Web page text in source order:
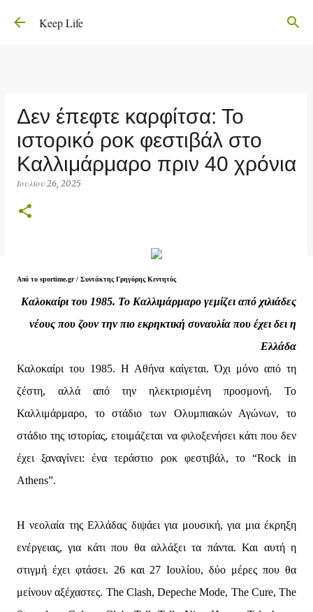
Μετάβαση στο κύριο περιεχόμενο
Keep Life
Δεν έπεφτε καρφίτσα: Το
ιστορικό ροκ φεστιβάλ στο
Καλλιμάρμαρο πριν 40 χρόνια
Ιουλίου 26, 2025
Από το sportime.gr / Συντάκτης Γρηγόρης Κεντητός
Καλοκαίρι του 1985. Το Καλλιμάρμαρο γεμίζει από χιλιάδες
νέους που ζουν την πιο εκρηκτική συναυλία που έχει δει η
Ελλάδα
Καλοκαίρι του 1985. Η Αθήνα καίγεται. Όχι μόνο από τη
ζέστη, αλλά από την ηλεκτρισμένη προσμονή. Το
Καλλιμάρμαρο, το στάδιο των Ολυμπιακών Αγώνων, το
στάδιο της ιστορίας, ετοιμάζεται να φιλοξενήσει κάτι που δεν
έχει ξαναγίνει: ένα τεράστιο ροκ φεστιβάλ, το “Rock in
Athens”.
Η νεολαία της Ελλάδας διψάει για μουσική, για μια έκρηξη
ενέργειας, για κάτι που θα αλλάξει τα πάντα. Και αυτή η
στιγμή έχει φτάσει. 26 και 27 Ιουλίου, δύο μέρες που θα
μείνουν αξέχαστες. The Clash, Depeche Mode, The Cure, The